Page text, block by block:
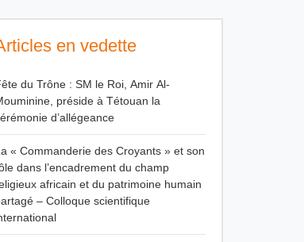
en vedette
du Trône : SM le Roi, Amir Al-
préside à Tétouan la
d’allégeance
« Commanderie des Croyants » et son
dans l’encadrement du champ
africain et du patrimoine humain
– Colloque scientifique